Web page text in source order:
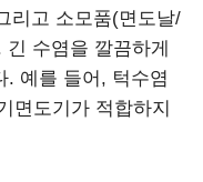
리고 소모품(면도날/
수염을 깔끔하게
. 예를 들어, 턱수염
면도기가 적합하지